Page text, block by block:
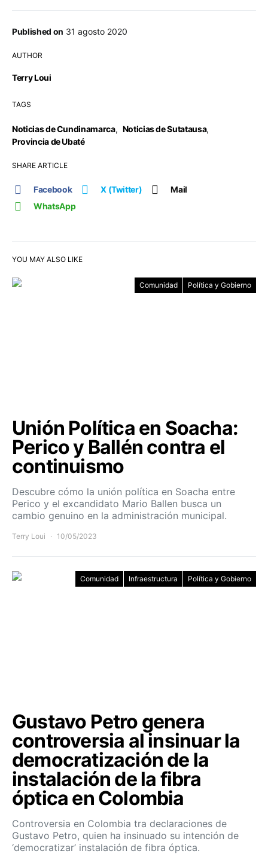
Published on 31 agosto 2020
AUTHOR
Terry Loui
TAGS
Noticias de Cundinamarca, Noticias de Sutatausa,
Provincia de Ubaté
SHARE ARTICLE
Facebook X (Twitter)
Mail
WhatsApp
YOU MAY ALSO LIKE
Comunidad Política y Gobierno
Unión Política en Soacha:
Perico y Ballén contra el
continuismo
Descubre cómo la unión política en Soacha entre
Perico y el excandidato Mario Ballen busca un
cambio genuino en la administración municipal.
Terry Loui 10/05/2023
Comunidad Infraestructura Política y Gobierno
Gustavo Petro genera
controversia al insinuar la
democratización de la
instalación de la fibra
óptica en Colombia
Controversia en Colombia tra declaraciones de
Gustavo Petro, quien ha insinuado su intención de
‘democratizar’ instalación de fibra óptica.